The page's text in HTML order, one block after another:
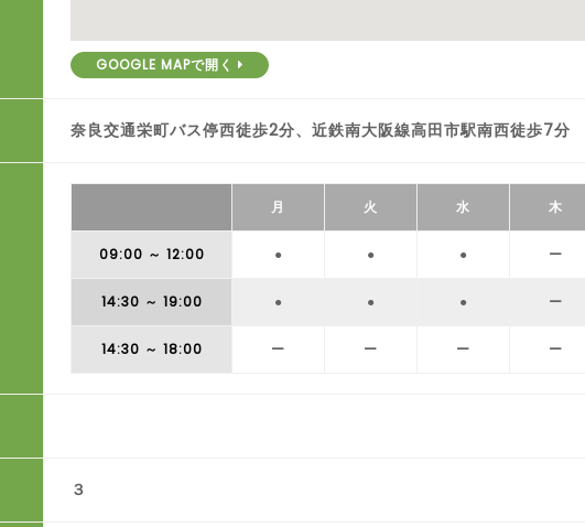
GOOGLE MAPで開く
奈良交通栄町バス停西徒歩2分、近鉄南大阪線高田市駅南西徒歩7分
月 火 水 木
09:00 ～ 12:00 ● ● ● ー
14:30 ～ 19:00 ● ● ● ー
14:30 ～ 18:00 ー ー ー ー
３